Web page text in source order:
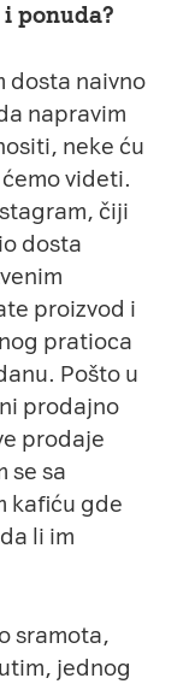
ponuda?
dosta naivno
napravim
neke ću
videti.
čiji
dosta
proizvod i
pratioca
Pošto u
prodajno
prodaje
se sa
kafiću gde
li im
sramota,
jednog